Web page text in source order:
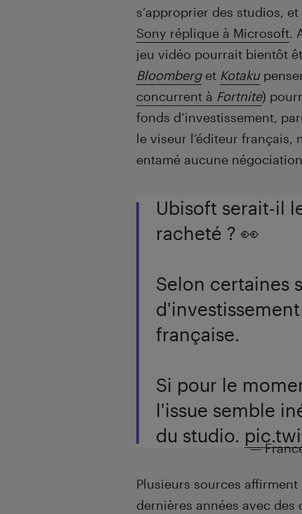
s’approprier des studios,
Sony réplique à Microsoft.
jeu vidéo pourrait bientôt
Bloomberget Kotaku
concurrent à Fortnite)
fonds d’investissement,
le viseur l’éditeur français,
entamé aucune
Ubisoft serait-il
racheté ? 👀
Selon certaines
française.
Si pour le
l'issue semble
du studio.
—
Plusieurs sources
dernières années avec